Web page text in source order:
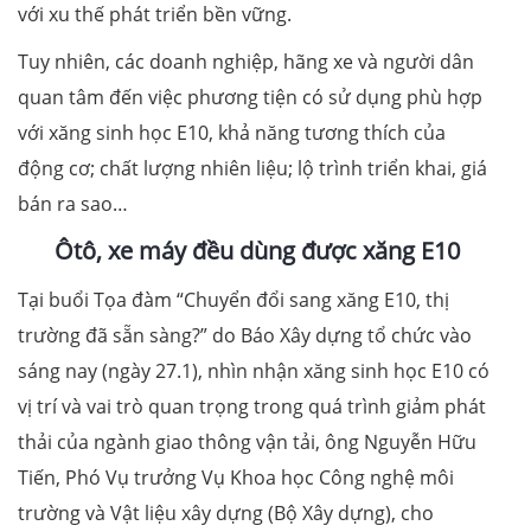
với xu thế phát triển bền vững.
Tuy nhiên, các doanh nghiệp, hãng xe và người dân
quan tâm đến việc phương tiện có sử dụng phù hợp
với xăng sinh học E10, khả năng tương thích của
động cơ; chất lượng nhiên liệu; lộ trình triển khai, giá
bán ra sao…
Ôtô, xe máy đều dùng được xăng E10
Tại buổi Tọa đàm “Chuyển đổi sang xăng E10, thị
trường đã sẵn sàng?” do Báo Xây dựng tổ chức vào
sáng nay (ngày 27.1), nhìn nhận xăng sinh học E10 có
vị trí và vai trò quan trọng trong quá trình giảm phát
thải của ngành giao thông vận tải, ông Nguyễn Hữu
Tiến, Phó Vụ trưởng Vụ Khoa học Công nghệ môi
trường và Vật liệu xây dựng (Bộ Xây dựng), cho